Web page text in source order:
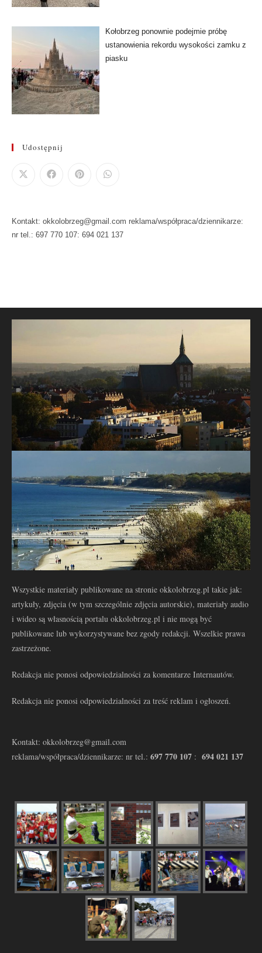
Kołobrzeg ponownie podejmie próbę
ustanowienia rekordu wysokości zamku z
piasku
Udostępnij
Kontakt: okkolobrzeg@gmail.com reklama/współpraca/dziennikarze:
nr tel.: 697 770 107: 694 021 137
Wszystkie materiały publikowane na stronie okkolobrzeg.pl takie jak:
artykuły, zdjęcia (w tym szczególnie zdjęcia autorskie), materiały audio
i wideo są własnością portalu okkolobrzeg.pl i nie mogą być
publikowane lub wykorzystywane bez zgody redakcji. Wszelkie prawa
zastrzeżone.
Redakcja nie ponosi odpowiedzialności za komentarze Internautów.
Redakcja nie ponosi odpowiedzialności za treść reklam i ogłoszeń.
Kontakt: okkolobrzeg@gmail.com
reklama/współpraca/dziennikarze: nr tel.: 697 770 107 : 694 021 137